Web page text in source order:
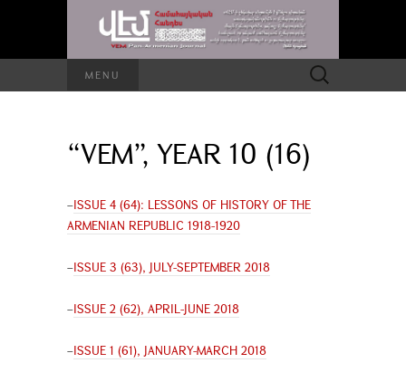
MENU
Search
for:
“VEM”, YEAR 10 (16)
–ISSUE 4 (64): LESSONS OF HISTORY OF THE
ARMENIAN REPUBLIC 1918-1920
–ISSUE 3 (63), JULY-SEPTEMBER 2018
–ISSUE 2 (62), APRIL-JUNE 2018
–ISSUE 1 (61), JANUARY-MARCH 2018